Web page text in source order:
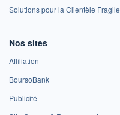
Solutions pour la Clientèle Fragile
Nos sites
Affiliation
BoursoBank
Publicité